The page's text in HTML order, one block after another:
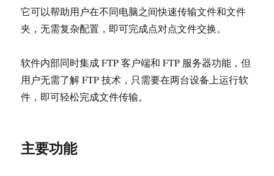
它可以帮助用户在不同电脑之间快速传输文件和文件
夹，无需复杂配置，即可完成点对点文件交换。
软件内部同时集成 FTP 客户端和 FTP 服务器功能，但
用户无需了解 FTP 技术，只需要在两台设备上运行软
件，即可轻松完成文件传输。
主要功能